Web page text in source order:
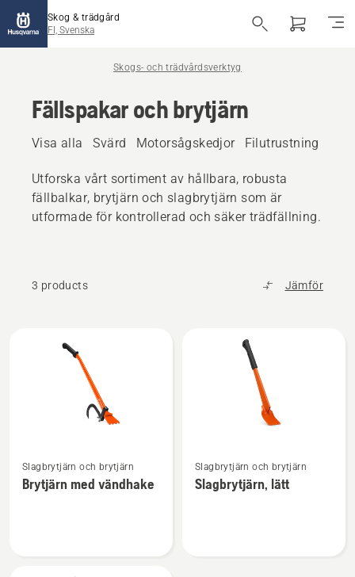
Skog & trädgård
FI, Svenska
Skogs- och trädvårdsverktyg
Fällspakar och brytjärn
Visa alla Svärd Motorsågskedjor Filutrustning
Utforska vårt sortiment av hållbara, robusta
fällbalkar, brytjärn och slagbrytjärn som är
utformade för kontrollerad och säker trädfällning.
3 products Jämför
produkter
mer
information
Slagbrytjärn och brytjärn
Brytjärn med vändhake
mer
information
Slagbrytjärn och brytjärn
Slagbrytjärn, lätt